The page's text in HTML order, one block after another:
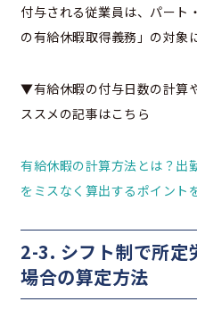
付与される従業員は、パート
の有給休暇取得義務」の対象
▼有給休暇の付与日数の計算
ススメの記事はこちら
有給休暇の計算方法とは？出
をミスなく算出するポイント
2-3. シフト制で所定
場合の算定方法